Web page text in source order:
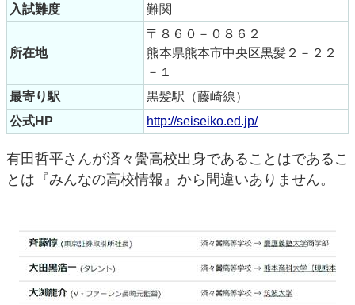
入試難度
難関
所在地
〒８６０－０８６２
熊本県熊本市中央区黒髪２－２２
－１
最寄り駅
黒髪駅（藤崎線）
公式HP
http://seiseiko.ed.jp/
有田哲平さんが済々黌高校出身であることはであるこ
とは『みんなの高校情報』から間違いありません。